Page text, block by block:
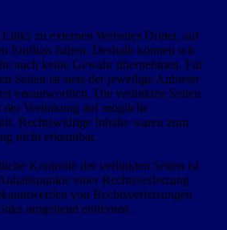
zu externen Websites Dritter, auf
Einfluss haben. Deshalb können wir
auch keine Gewähr übernehmen. Für
Seiten ist stets der jeweilige Anbieter
verantwortlich. Die verlinkten Seiten
Verlinkung auf mögliche
Rechtswidrige Inhalte waren zum
nicht erkennbar.
Kontrolle der verlinkten Seiten ist
einer Rechtsverletzung
von Rechts­verletzungen
umgehend entfernen.